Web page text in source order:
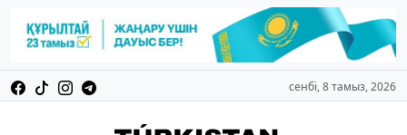
сенбі, 8 тамыз, 2026